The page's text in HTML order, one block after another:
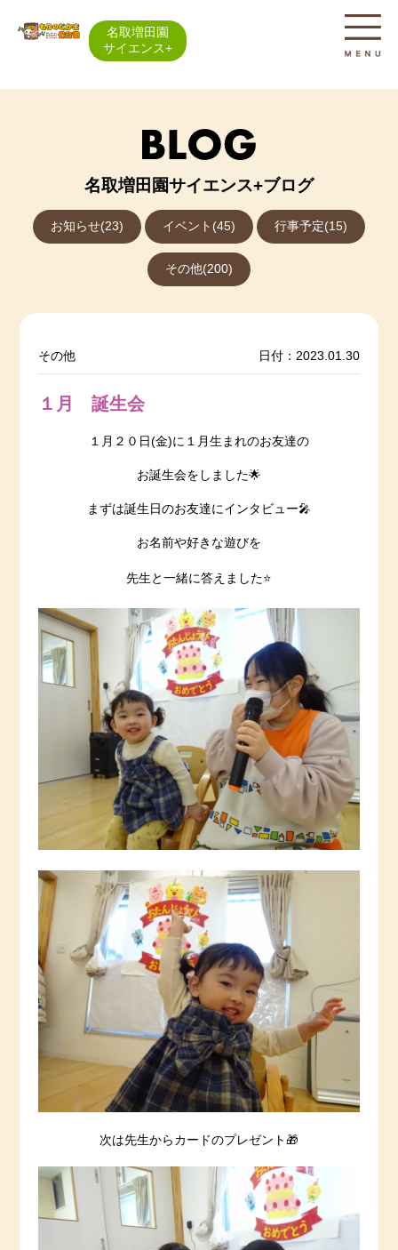
名取増田園
サイエンス+
名取増田園サイエンス+ブログ
お知らせ(23) イベント(45) 行事予定(15)
その他(200)
その他 日付：2023.01.30
１月 誕生会
１月２０日(金)に１月生まれのお友達の
お誕生会をしました🌟
まずは誕生日のお友達にインタビュー🎤
お名前や好きな遊びを
先生と一緒に答えました⭐️
次は先生からカードのプレゼント🎁